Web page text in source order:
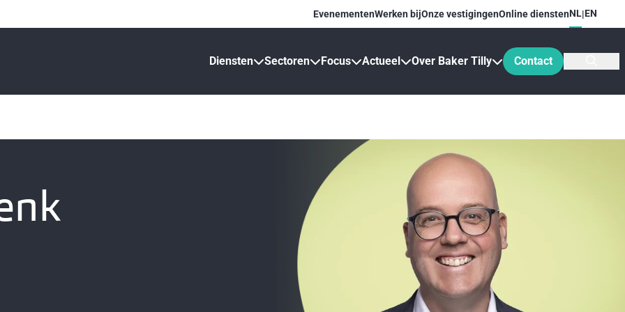
EvenementenWerken bijOnze vestigingenOnline dienstenNL|EN
Diensten Sectoren Focus Actueel Over Baker Tilly Contact